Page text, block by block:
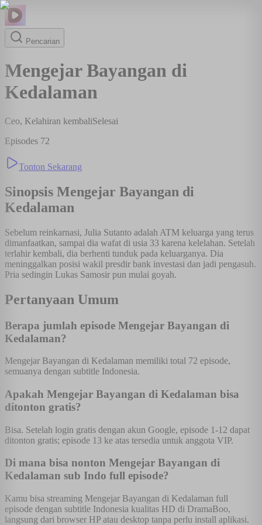
Pencarian
Mengejar Bayangan di
Kedalaman
Ceo, Kelahiran kembaliSelesai
Episodes 72
Tonton Sekarang
Sinopsis Mengejar Bayangan di
Kedalaman
Sebelum reinkarnasi, Julia Sutanto adalah ATM keluarga yang terus
dimanfaatkan, sampai dia wafat di usia 33 karena kelelahan. Setelah
terlahir kembali, dia berhenti tunduk pada keluarganya. Dia
meninggalkan posisi wakil presdir bank investasi dan jadi pengasuh.
Pria sedingin Lukas Samosir pun mulai goyah.
Pertanyaan Umum
Berapa jumlah episode Mengejar Bayangan di
Kedalaman?
Mengejar Bayangan di Kedalaman memiliki total 72 episode,
semuanya dengan subtitle Indonesia.
Apakah Mengejar Bayangan di Kedalaman bisa
ditonton gratis?
Bisa. Setelah login gratis dengan akun Google, episode 1-12 dapat
ditonton gratis; episode 13 ke atas tersedia untuk anggota VIP.
Di mana bisa nonton Mengejar Bayangan di
Kedalaman sub Indo full episode?
Kamu bisa streaming Mengejar Bayangan di Kedalaman full
episode dengan subtitle Indonesia kualitas HD di DramaBoo,
langsung dari browser HP atau desktop tanpa perlu install aplikasi.